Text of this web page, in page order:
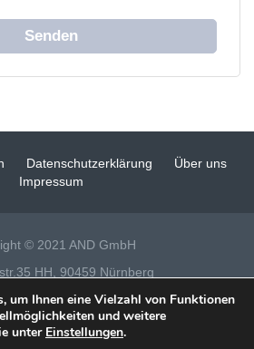
Datenschutzerklärung
Über uns
Impressum
© 2021 AND GmbH
HH, 90459 Nürnberg
0911 – 14 88 69 25
|Fensterputzer Nürnberg
um Ihnen eine Vielzahl von Funktionen
und weitere
unter Einstellungen.